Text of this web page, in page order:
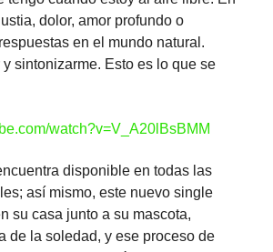
dolor, amor profundo o
en el mundo natural.
sintonizarme. Esto es lo que se
watch?v=V_A20lBsBMM
disponible en todas las
así mismo, este nuevo single
su casa junto a su mascota,
de la soledad, y ese proceso de